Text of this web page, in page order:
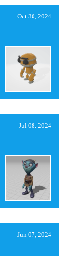
Oct 30, 2024
Jul 08, 2024
Jun 07, 2024